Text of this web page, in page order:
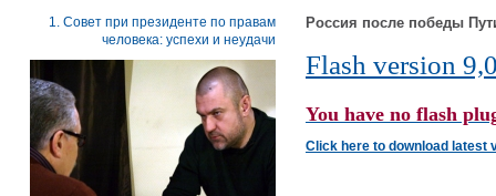
1. Совет при президенте по правам
человека: успехи и неудачи
Россия после победы
Flash version
You have no flash
Click here to download latest